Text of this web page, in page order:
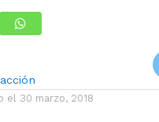
el 30 marzo, 2018